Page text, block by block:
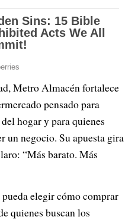
Metro Almacén fortalece
pensado para
hogar y para quienes
un negocio. Su apuesta gira
“Más barato. Más
elegir cómo comprar
quienes buscan los